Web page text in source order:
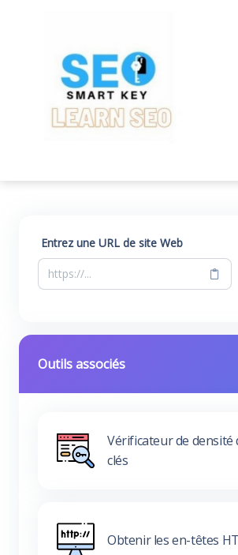
Entrez une URL de site Web
Outils associés
Vérificateur de densité
clés
Obtenir les en-têtes